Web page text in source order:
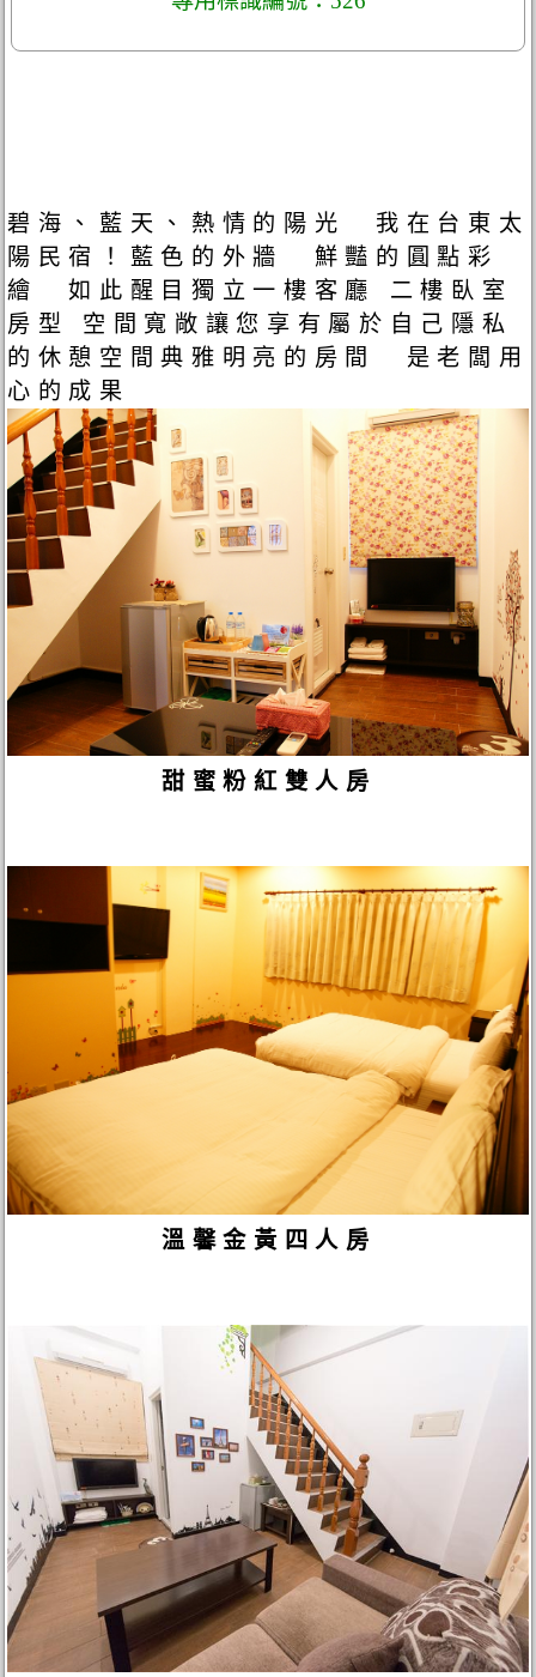
碧海、藍天、熱情的陽光 我在台東太
陽民宿！藍色的外牆 鮮豔的圓點彩
繪 如此醒目獨立一樓客廳 二樓臥室
房型 空間寬敞讓您享有屬於自己隱私
的休憩空間典雅明亮的房間 是老闆用
心的成果
甜蜜粉紅雙人房
溫馨金黃四人房